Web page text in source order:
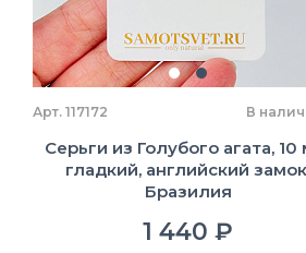
Арт. 117172 В
Серьги из Голубого агата, 10
гладкий, английский
Бразилия
1 440 ₽